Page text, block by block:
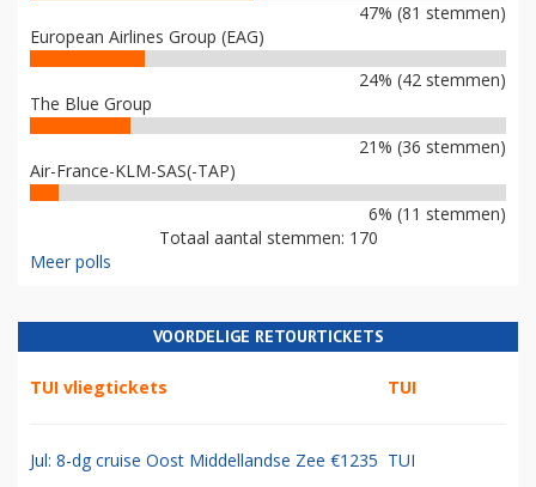
47% (81 stemmen)
European Airlines Group (EAG)
24% (42 stemmen)
The Blue Group
21% (36 stemmen)
Air-France-KLM-SAS(-TAP)
6% (11 stemmen)
Totaal aantal stemmen: 170
Meer polls
VOORDELIGE RETOURTICKETS
TUI vliegtickets TUI
Jul: 8-dg cruise Oost Middellandse Zee €1235 TUI